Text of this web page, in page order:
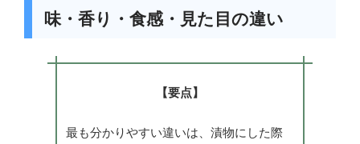
味・香り・食感・見た目の違い
【要点】
最も分かりやすい違いは、漬物にした際